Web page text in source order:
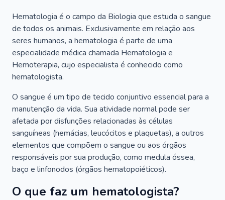
Hematologia é o campo da Biologia que estuda o sangue
de todos os animais. Exclusivamente em relação aos
seres humanos, a hematologia é parte de uma
especialidade médica chamada Hematologia e
Hemoterapia, cujo especialista é conhecido como
hematologista.
O sangue é um tipo de tecido conjuntivo essencial para a
manutenção da vida. Sua atividade normal pode ser
afetada por disfunções relacionadas às células
sanguíneas (hemácias, leucócitos e plaquetas), a outros
elementos que compõem o sangue ou aos órgãos
responsáveis por sua produção, como medula óssea,
baço e linfonodos (órgãos hematopoiéticos).
O que faz um hematologista?